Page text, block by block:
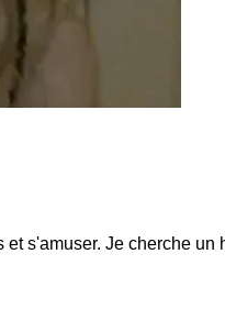
s'amuser. Je cherche un